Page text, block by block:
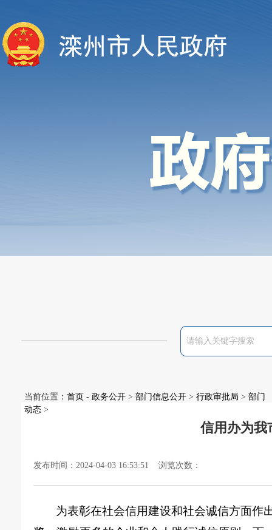
当前位置： 首页 - 政务公开 > 部门信息公开 > 行政审批局 > 部门
动态 >
信用办为我
发布时间：2024-04-03 16:53:51 浏览次数：
为表彰在社会信用建设和社会诚信方面作